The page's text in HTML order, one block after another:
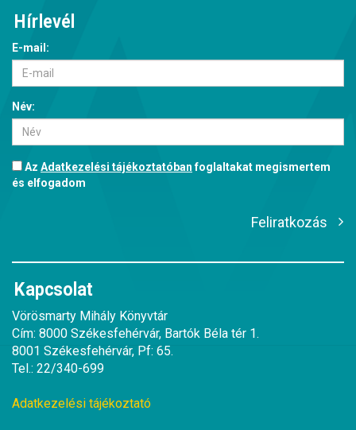
Hírlevél
E-mail:
Név:
Az Adatkezelési tájékoztatóbanfoglaltakat megismertem
és elfogadom
Feliratkozás
Kapcsolat
Vörösmarty Mihály Könyvtár
Cím: 8000 Székesfehérvár, Bartók Béla tér 1.
8001 Székesfehérvár, Pf: 65.
Tel.: 22/340-699
Adatkezelési tájékoztató